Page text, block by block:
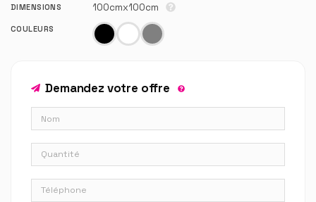
DIMENSIONS 100cmx100cm
COULEURS
Demandez votre offre